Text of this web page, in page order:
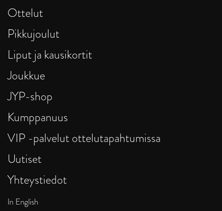
Ottelut
Pikkujoulut
Liput ja kausikortit
Joukkue
JYP-shop
Kumppanuus
VIP -palvelut ottelutapahtumissa
Uutiset
Yhteystiedot
In English